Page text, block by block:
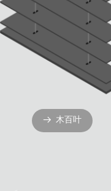
뀠 木百叶